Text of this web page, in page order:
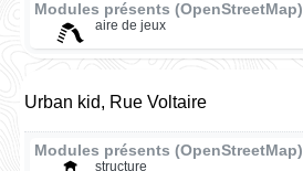
Modules présents (OpenStreetMap)
aire de jeux
Urban kid, Rue Voltaire
Modules présents (OpenStreetMap)
structure